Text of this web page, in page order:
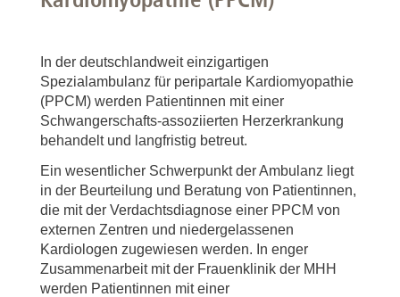
In der deutschlandweit einzigartigen
Spezialambulanz für peripartale Kardiomyopathie
(PPCM) werden Patientinnen mit einer
Schwangerschafts-assoziierten Herzerkrankung
behandelt und langfristig betreut.
Ein wesentlicher Schwerpunkt der Ambulanz liegt
in der Beurteilung und Beratung von Patientinnen,
die mit der Verdachtsdiagnose einer PPCM von
externen Zentren und niedergelassenen
Kardiologen zugewiesen werden. In enger
Zusammenarbeit mit der Frauen​klinik der MHH
werden Patientinnen mit einer